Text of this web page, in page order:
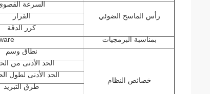
رأس الماسح الضوئي
السرعة
القرار
كرر الدقة
بمناسبة البرمجيات
خصائص النظام
نطاق وسم
الحد الأدنى من
الحد الأدنى لطول
طرق التبريد